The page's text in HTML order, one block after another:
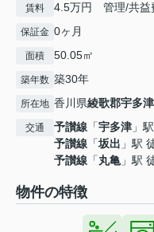
賃料 4.5万円 管理/共益
保証金 0ヶ月
面積 50.05㎡
築年数 築30年
所在地 香川県綾歌郡宇多
交通 予讃線 「宇多津 」
予讃線 「坂出 」駅
予讃線 「丸亀」駅
物件の特徴